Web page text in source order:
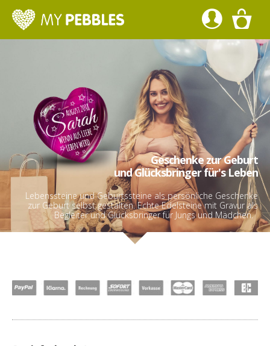
Geschenke zur Geburt
und Glücksbringer für's Leben
Lebenssteine und Geburtssteine als persönliche Geschenke
zur Geburt selbst gestalten. Echte Edelsteine mit Gravur als
Begleiter und Glücksbringer für Jungs und Mädchen.